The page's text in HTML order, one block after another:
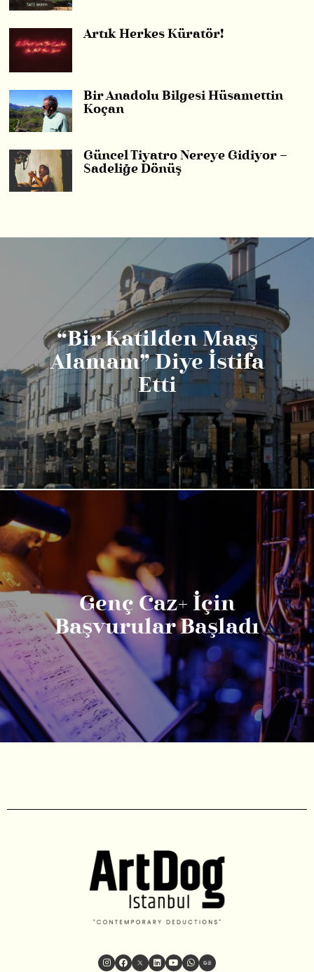
Artık Herkes Küratör!
Bir Anadolu Bilgesi Hüsamettin
Koçan
Güncel Tiyatro Nereye Gidiyor –
Sadeliğe Dönüş
“Bir Katilden Maaş
Alamam” Diye İstifa
Etti
Genç Caz+ İçin
Başvurular Başladı